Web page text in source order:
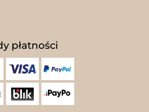
płatności